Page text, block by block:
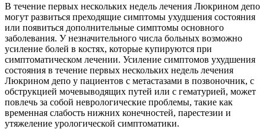
В течение первых нескольких недель лечения Люкрином депо
могут развиться преходящие симптомы ухудшения состояния
или появиться дополнительные симптомы основного
заболевания. У незначительного числа больных возможно
усиление болей в костях, которые купируются при
симптоматическом лечении. Усиление симптомов ухудшения
состояния в течение первых нескольких недель лечения
Люкрином депо у пациентов с метастазами в позвоночник, с
обструкцией мочевыводящих путей или с гематурией, может
повлечь за собой неврологические проблемы, такие как
временная слабость нижних конечностей, парестезии и
утяжеление урологической симптоматики.